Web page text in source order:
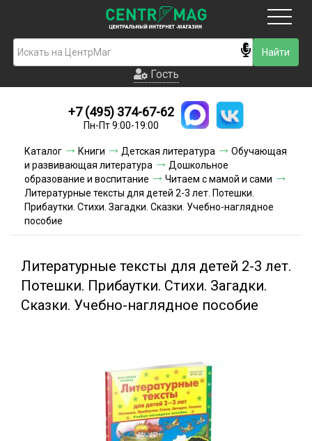
Гость
Новинки
Условия доставки
Условия оплаты
Контакты
Гость
+7 (495) 374-67-62
Пн-Пт 9:00-19:00
Каталог Книги Детская литература
Обучающая
и развивающая литература
Дошкольное
образование и воспитание
Читаем с мамой и сами
Литературные тексты для детей 2-3 лет. Потешки.
Прибаутки. Стихи. Загадки. Сказки. Учебно-наглядное
пособие
Литературные тексты для детей 2-3 лет.
Потешки. Прибаутки. Стихи. Загадки.
Сказки. Учебно-наглядное пособие